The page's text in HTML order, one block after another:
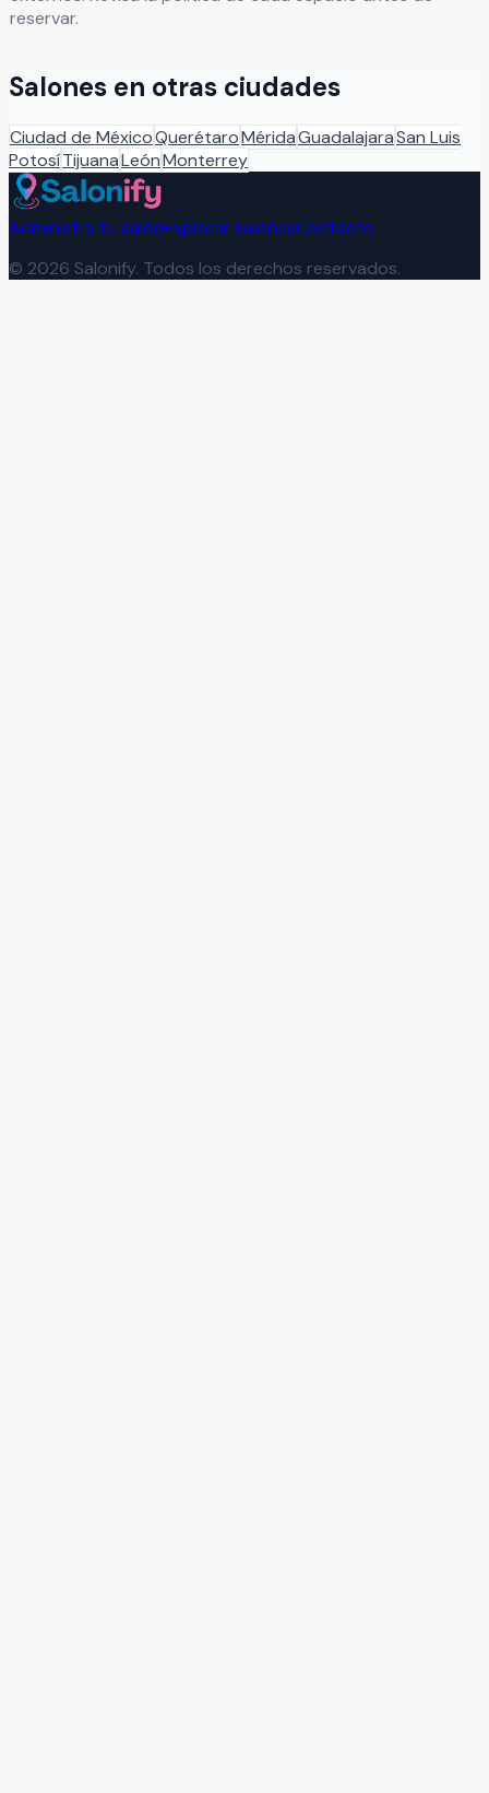
reservar.
Salones en otras ciudades
Ciudad de MéxicoQuerétaroMéridaGuadalajaraSan Luis
PotosíTijuanaLeónMonterrey
Administra tu salónExplorar salonesContacto
© 2026 Salonify. Todos los derechos reservados.